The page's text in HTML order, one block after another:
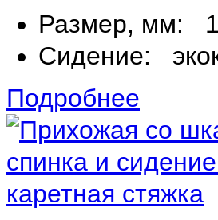
Размер, мм:
Сидение:
Подробнее